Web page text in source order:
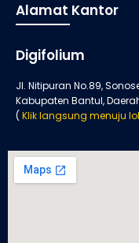
Alamat Kantor
Digifolium
Jl. Nitipuran No.89,
Kabupaten Bantul,
( Klik langsung menuju